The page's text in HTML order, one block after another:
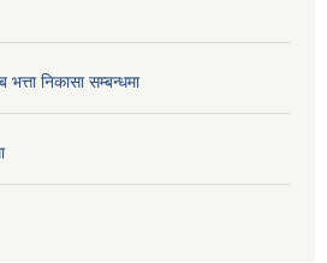
निकासा सम्बन्धमा